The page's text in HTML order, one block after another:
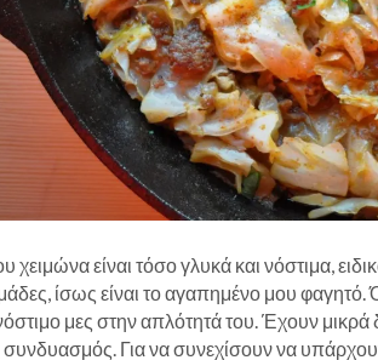
χειμώνα είναι τόσο γλυκά και νόστιμα,
ίσως είναι το αγαπημένο μου
μες στην απλότητά του. Έχουν μικρά
συνδυασμός. Για να συνεχίσουν να